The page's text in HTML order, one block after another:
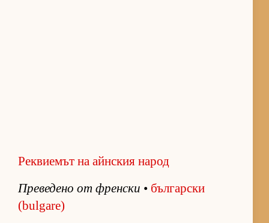
Реквиемът на айнския народ
Пре­ве­дено от френ­ски • бъл­гар­ски
(bulgare)